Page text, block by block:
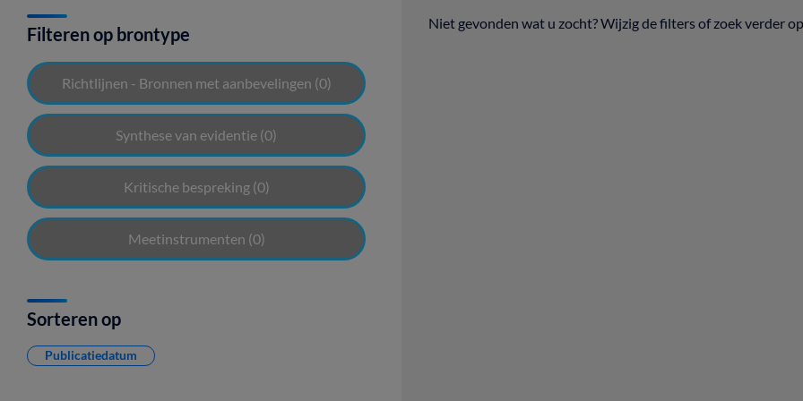
Filteren op brontype
Richtlijnen - Bronnen met aanbevelingen (0)
Synthese van evidentie (0)
Kritische bespreking (0)
Meetinstrumenten (0)
Sorteren op
Publicatiedatum
Niet gevonden wat u zocht? Wijzig de filters of zoek verder op